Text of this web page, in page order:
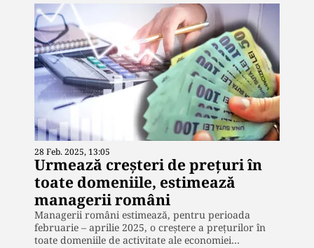
28 Feb. 2025, 13:05
Urmează creşteri de preţuri în
toate domeniile, estimează
managerii români
Managerii români estimează, pentru perioada
februarie – aprilie 2025, o creştere a preţurilor în
toate domeniile de activitate ale economiei…